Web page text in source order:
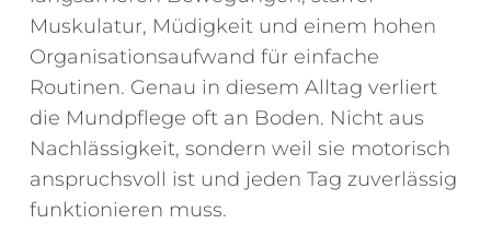
Muskulatur, Müdigkeit und einem hohen
Organisationsaufwand für einfache
Routinen. Genau in diesem Alltag verliert
die Mundpflege oft an Boden. Nicht aus
Nachlässigkeit, sondern weil sie motorisch
anspruchsvoll ist und jeden Tag zuverlässig
funktionieren muss.